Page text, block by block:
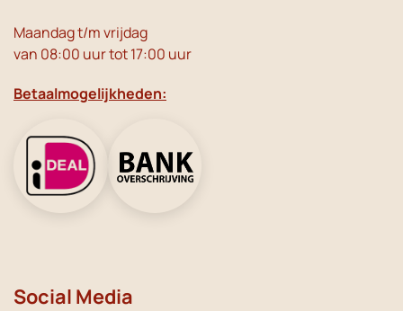
Maandag t/m vrijdag
van 08:00 uur tot 17:00 uur
Betaalmogelijkheden:
Social Media